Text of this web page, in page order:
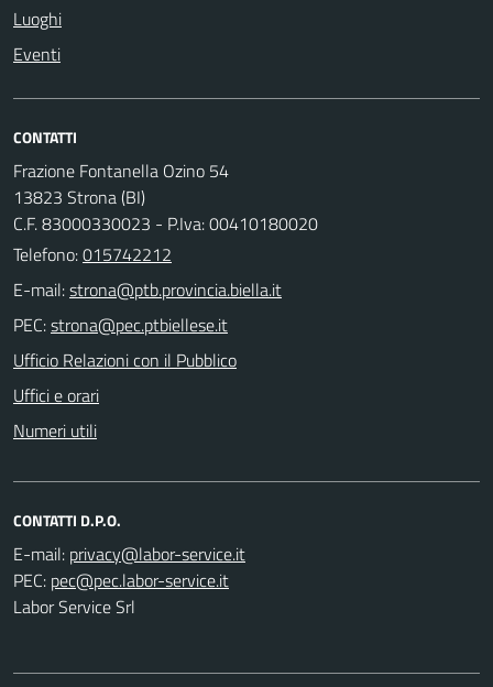
Luoghi
Eventi
CONTATTI
Frazione Fontanella Ozino 54
13823 Strona (BI)
C.F. 83000330023 - P.Iva: 00410180020
Telefono:015742212
E-mail:
PEC:
Ufficio Relazioni con il Pubblico
Uffici e orari
Numeri utili
CONTATTI D.P.O.
E-mail:
PEC:
Labor Service Srl